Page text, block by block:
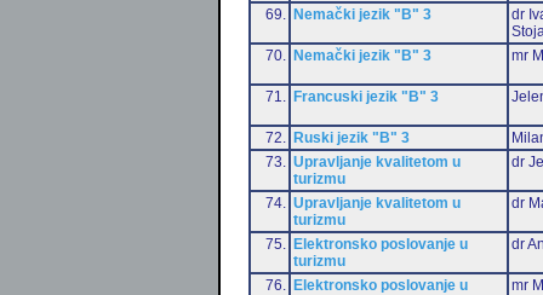
69.
Nemački jezik "B" 3
dr
70.
Nemački jezik "B" 3 mr
71. Francuski jezik "B" 3
72. Ruski jezik "B" 3
73.
Upravljanje kvalitetom u
turizmu
dr
74.
Upravljanje kvalitetom u
turizmu
dr
75.
Elektronsko poslovanje u
turizmu
dr
76.
Elektronsko poslovanje u
mr